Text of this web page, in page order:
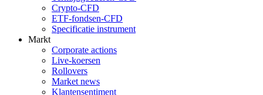
Crypto-CFD
ETF-fondsen-CFD
Specificatie instrument
Markt
Corporate actions
Live-koersen
Rollovers
Market news
Klantensentiment